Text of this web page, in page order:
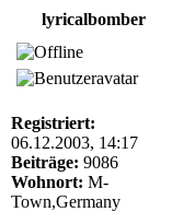
lyricalbomber
Registriert:
06.12.2003, 14:17
Beiträge: 9086
Wohnort: M-
Town,Germany